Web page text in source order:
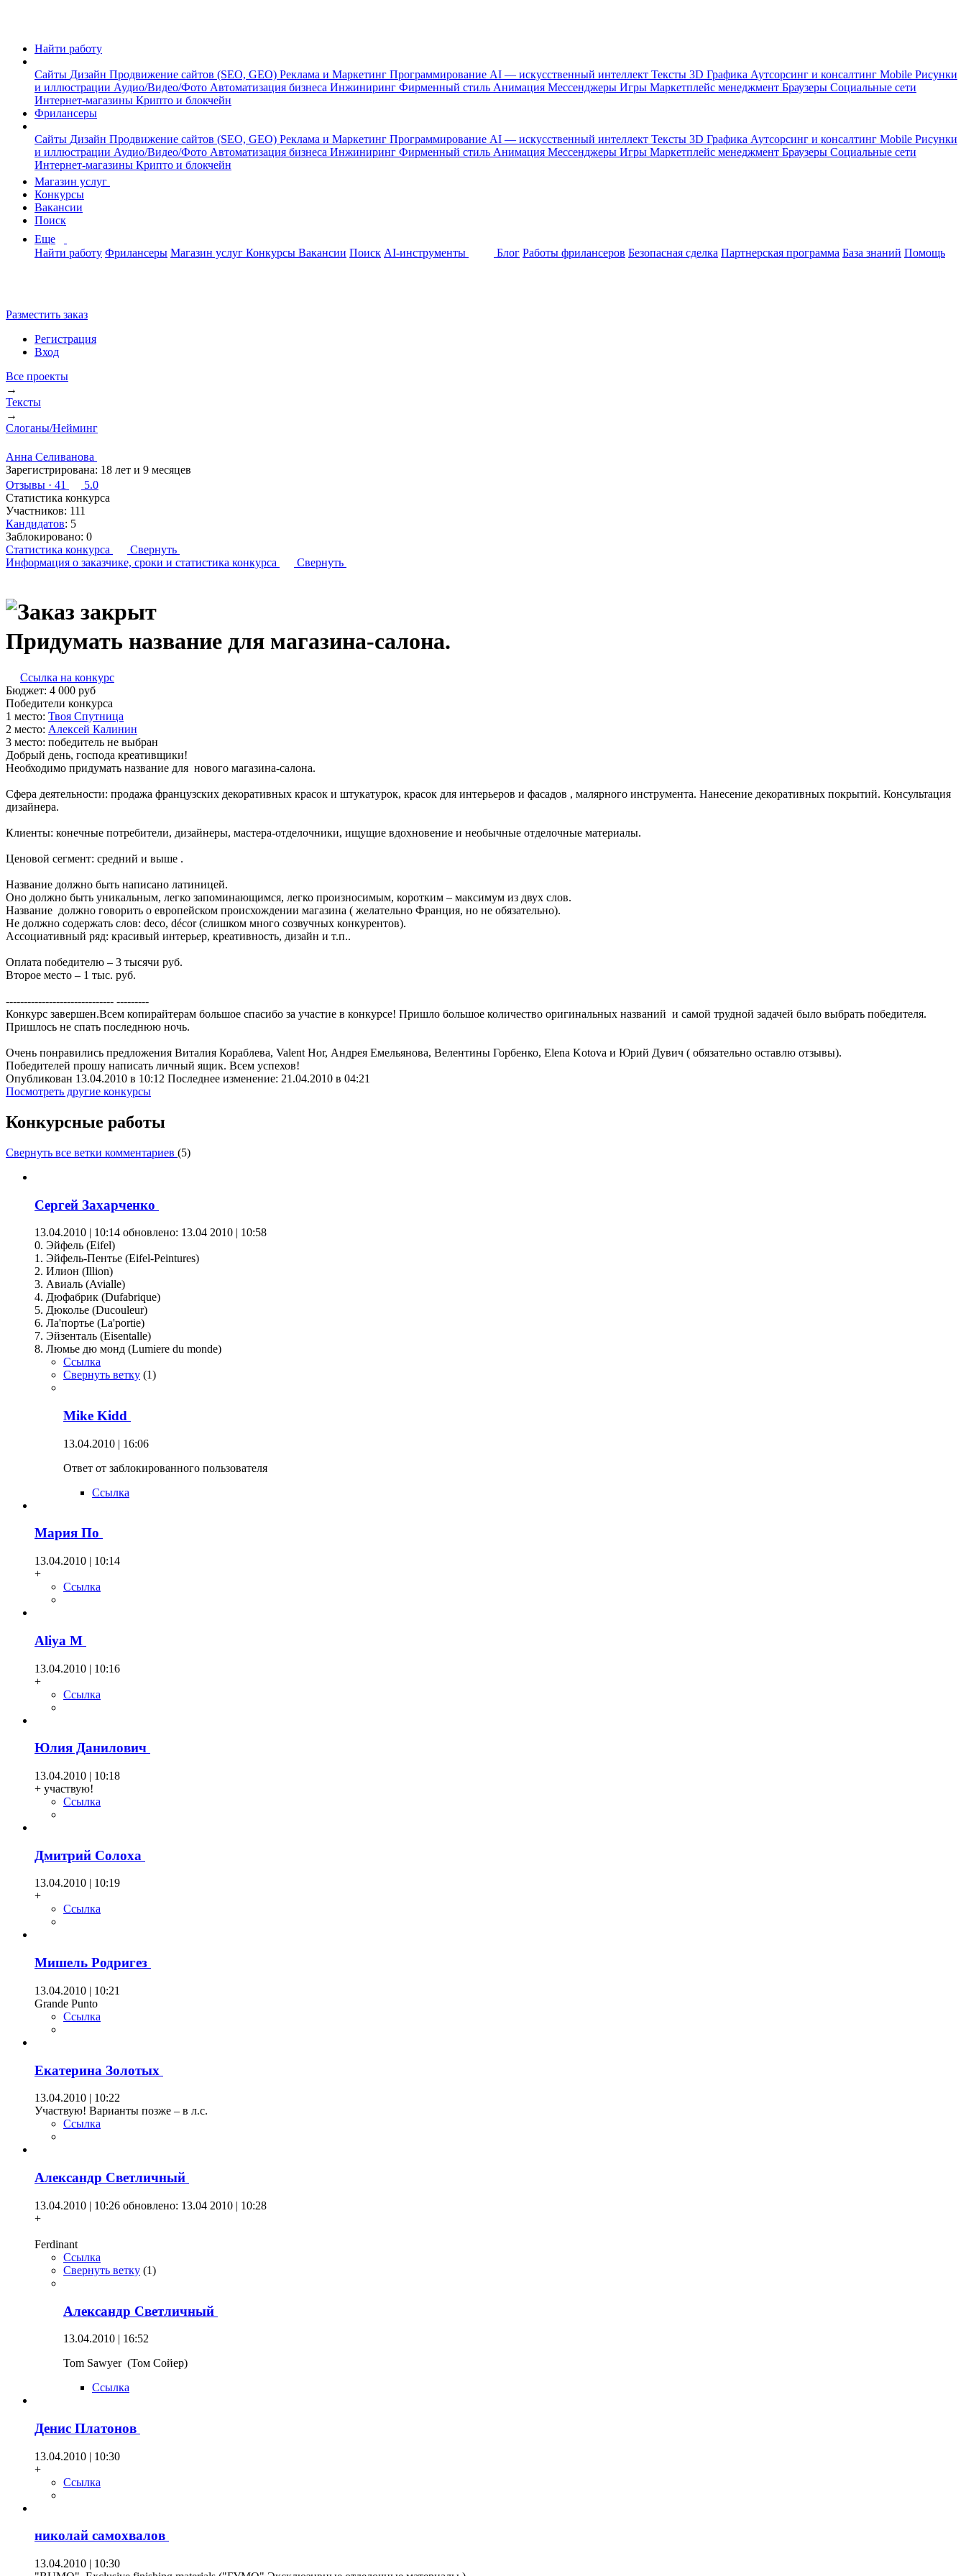
Найти работу
Сайты Дизайн Продвижение сайтов (SEO, GEO) Реклама и Маркетинг Программирование AI — искусственный интеллект Тексты 3D Графика Аутсорсинг и консалтинг Mobile Рисунки
и иллюстрации Аудио/Видео/Фото Автоматизация бизнеса Инжиниринг Фирменный стиль Анимация Мессенджеры Игры Маркетплейс менеджмент Браузеры Социальные сети
Интернет-магазины Крипто и блокчейн
Фрилансеры
Сайты Дизайн Продвижение сайтов (SEO, GEO) Реклама и Маркетинг Программирование AI — искусственный интеллект Тексты 3D Графика Аутсорсинг и консалтинг Mobile Рисунки
и иллюстрации Аудио/Видео/Фото Автоматизация бизнеса Инжиниринг Фирменный стиль Анимация Мессенджеры Игры Маркетплейс менеджмент Браузеры Социальные сети
Интернет-магазины Крипто и блокчейн
Магазин услуг
Конкурсы
Вакансии
Поиск
Еще
Найти работу Фрилансеры Магазин услуг Конкурсы Вакансии Поиск AI-инструменты Блог Работы фрилансеров Безопасная сделка Партнерская программа База знаний Помощь
Разместить заказ
Регистрация
Вход
Все проекты
→
Тексты
→
Слоганы/Нейминг
Анна Селиванова
Зарегистрирована: 18 лет и 9 месяцев
Отзывы · 41
5.0
Статистика конкурса
Участников: 111
Кандидатов: 5
Заблокировано: 0
Статистика конкурса
Свернуть
Информация о заказчике, сроки и статистика конкурса Свернуть
Придумать название для магазина-салона.
Ссылка на конкурс
Бюджет: 4 000 руб
Победители конкурса
1 место: Т­воя С­пут­ни­ца
2 место: Алек­сей Ка­линин
3 место: победитель не выбран
Добрый день, господа креативщики!
Необходимо придумать название для нового магазина-салона.
Сфера деятельности: продажа французских декоративных красок и штукатурок, красок для интерьеров и фасадов , малярного инструмента. Нанесение декоративных покрытий. Консультация
дизайнера.
Клиенты: конечные потребители, дизайнеры, мастера-отделочники, ищущие вдохновение и необычные отделочные материалы.
Ценовой сегмент: средний и выше .
Название должно быть написано латиницей.
Оно должно быть уникальным, легко запоминающимся, легко произносимым, коротким – максимум из двух слов.
Название должно говорить о европейском происхождении магазина ( желательно Франция, но не обязательно).
Не должно содержать слов: deco, décor (слишком много созвучных конкурентов).
Ассоциативный ряд: красивый интерьер, креативность, дизайн и т.п..
Оплата победителю – 3 тысячи руб.
Второе место – 1 тыс. руб.
------------------------------ ---------
Конкурс завершен.Всем копирайтерам большое спасибо за участие в конкурсе! Пришло большое количество оригинальных названий и самой трудной задачей было выбрать победителя.
Пришлось не спать последнюю ночь.
Очень понравились предложения Виталия Кораблева, Valent Hor, Андрея Емельянова, Велентины Горбенко, Elena Kotova и Юрий Дувич ( обязательно оставлю отзывы).
Победителей прошу написать личный ящик. Всем успехов!
Опубликован 13.04.2010 в 10:12 Последнее изменение: 21.04.2010 в 04:21
Посмотреть другие конкурсы
Конкурсные работы
Свернуть все ветки комментариев (5)
Сергей Захарченко
13.04.2010 | 10:14 обновлено: 13.04 2010 | 10:58
0. Эйфель (Eifel)
1. Эйфель-Пентье (Eifel-Peintures)
2. Илион (Illion)
3. Авиаль (Avialle)
4. Дюфабрик (Dufabrique)
5. Дюколье (Ducouleur)
6. Ла'портье (La'portie)
7. Эйзенталь (Eisentalle)
8. Люмье дю монд (Lumiere du monde)
Ссылка
Свернуть ветку (1)
Mike Kidd
13.04.2010 | 16:06
Ответ от заблокированного пользователя
Ссылка
Мария По
13.04.2010 | 10:14
+
Ссылка
Aliya М
13.04.2010 | 10:16
+
Ссылка
Юлия Данилович
13.04.2010 | 10:18
+ участвую!
Ссылка
Дмитрий Солоха
13.04.2010 | 10:19
+
Ссылка
Мишель Родригез
13.04.2010 | 10:21
Grande Punto
Ссылка
Екатерина Золотых
13.04.2010 | 10:22
Участвую! Варианты позже – в л.с.
Ссылка
Александр Светличный
13.04.2010 | 10:26 обновлено: 13.04 2010 | 10:28
+
Ferdinant
Ссылка
Свернуть ветку (1)
Александр Светличный
13.04.2010 | 16:52
Tom Sawyer (Том Сойер)
Ссылка
Денис Платонов
13.04.2010 | 10:30
+
Ссылка
николай самохвалов
13.04.2010 | 10:30